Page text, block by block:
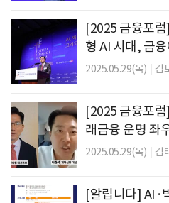
[2025 금융포
형 AI 시대, 금
2025.05.29(목) 김
[2025 금융포
래금융 운명 좌
2025.05.29(목) 김
[알립니다] AI·